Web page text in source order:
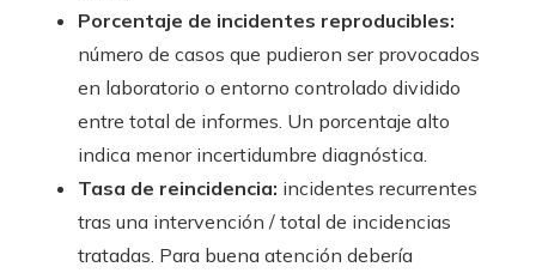
Porcentaje de incidentes reproducibles:
número de casos que pudieron ser provocados
en laboratorio o entorno controlado dividido
entre total de informes. Un porcentaje alto
indica menor incertidumbre diagnóstica.
Tasa de reincidencia: incidentes recurrentes
tras una intervención / total de incidencias
tratadas. Para buena atención debería